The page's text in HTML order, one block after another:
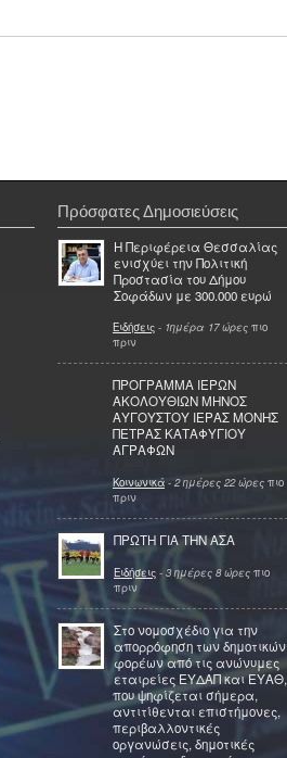
Πρόσφατες Δημοσιεύσεις
Η Περιφέρεια Θεσσαλίας
ενισχύει την Πολιτική
Προστασία του Δήμου
Σοφάδων με 300.000 ευρώ
Ειδήσεις - 1ημέρα 17 ώρες πιο
πριν
ΠΡΟΓΡΑΜΜΑ ΙΕΡΩΝ
ΑΚΟΛΟΥΘΙΩΝ ΜΗΝΟΣ
ΑΥΓΟΥΣΤΟΥ ΙΕΡΑΣ ΜΟΝΗΣ
ΠΕΤΡΑΣ ΚΑΤΑΦΥΓΙΟΥ
ΑΓΡΑΦΩΝ
Κοινωνικά - 2 ημέρες 22 ώρες πιο
πριν
ΠΡΩΤΗ ΓΙΑ ΤΗΝ ΑΣΑ
Ειδήσεις - 3 ημέρες 8 ώρες πιο
πριν
Στο νομοσχέδιο για την
απορρόφηση των δημοτικών
φορέων από τις ανώνυμες
εταιρείες ΕΥΔΑΠ και ΕΥΑΘ,
που ψηφίζεται σήμερα,
αντιτίθενται επιστήμονες,
περιβαλλοντικές
οργανώσεις, δημοτικές